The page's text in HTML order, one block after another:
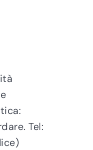
Tel: